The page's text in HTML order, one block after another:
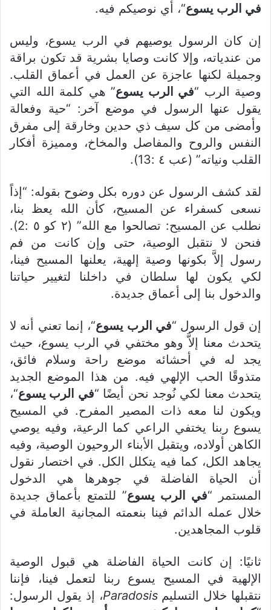
في الرب يسوع“، أي نوصيكم فيه.
إن كان الرسول يوصيهم في الرب يسوع، وليس
من عندياته، وإلا كانت وصايا بشرية قد تكون براقة
وجميلة لكنها عاجزة عن العمل في أعماق القلب.
وصية الرب “في الرب يسوع” هي كلمة الله التي
يقول عنها الرسول في موضع آخر: “حية وفعالة
وأمضى من كل سيف ذي حدين وخارقة إلى مفرق
النفس والروح والمفاصل والمخاخ، ومميزة أفكار
القلب ونياته” (عب ٤ :13).
لقد كشف الرسول عن دوره بكل وضوح بقوله: “إذاً
نسعى كسفراء عن المسيح، كأن الله يعظ بنا،
نطلب عن المسيح: تصالحوا مع الله” (٢ كو ٥ :2).
فنحن لا نتقبل الوصية، حتى وإن كانت من فم
رسول إلاَّ بكونها وصية إلهية، يعلنها المسيح فينا،
لكي يكون لها سلطان في داخلنا لتغيير حياتنا
والدخول بنا إلى أعماق جديدة.
إن قول الرسول “في الرب يسوع“، إنما تعني أنه لا
يتحدث معنا إلاَّ وهو مختفي في الرب يسوع، حيث
يجد له في أحشائه موضع راحة وسلام فائق،
متذوقًا الحب الإلهي فيه. من هذا الموضع الجديد
يتحدث معنا لكي نُوجد نحن أيضًا “في الرب يسوع“،
ويكون لنا معه ذات المصير المفرح. في المسيح
يسوع ربنا يختفي الراعي كما الرعية، وفيه يوصي
الكاهن أولاده، ويتقبل الأبناء الروحيون الوصية، وفيه
يجاهد الكل، كما فيه يتكلل الكل. في اختصار نقول
أن الحياة الفاضلة في جوهرها هي الدخول
المستمر “في الرب يسوع” للتمتع بأعماق جديدة
خلال عمله الدائم فينا بنعمته المجانية العاملة في
قلوب المجاهدين.
ثانيًا: إن كانت الحياة الفاضلة هي قبول الوصية
الإلهية في المسيح يسوع ربنا لتعمل فينا، فإننا
نتقبلها خلال التسليمParadosis، إذ يقول الرسول: